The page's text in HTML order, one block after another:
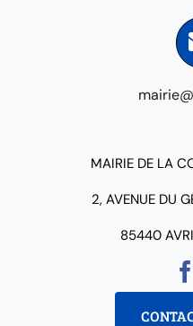
MAIRIE DE LA
2, AVENUE DU
85440